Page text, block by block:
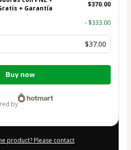
+ Garantía
$370.00
- $333.00
$37.00
Buy now
by
product? Please contact